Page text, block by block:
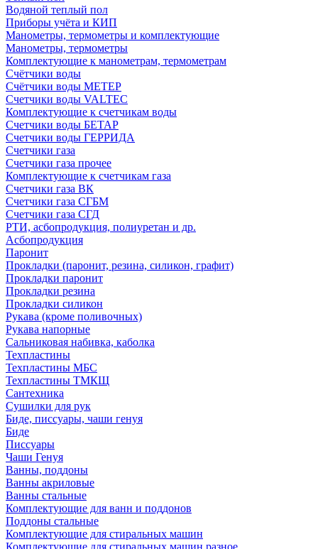
Водяной теплый пол
Приборы учёта и КИП
Манометры, термометры и комплектующие
Манометры, термометры
Комплектующие к манометрам, термометрам
Счётчики воды
Счётчики воды МЕТЕР
Счетчики воды VALTEC
Комплектующие к счетчикам воды
Счетчики воды БЕТАР
Счетчики воды ГЕРРИДА
Счетчики газа
Счетчики газа прочее
Комплектующие к счетчикам газа
Счетчики газа ВК
Счетчики газа СГБМ
Счетчики газа СГД
РТИ, асбопродукция, полиуретан и др.
Асбопродукция
Паронит
Прокладки (паронит, резина, силикон, графит)
Прокладки паронит
Прокладки резина
Прокладки силикон
Рукава (кроме поливочных)
Рукава напорные
Сальниковая набивка, каболка
Техпластины
Техпластины МБС
Техпластины ТМКЩ
Сантехника
Сушилки для рук
Биде, писсуары, чаши генуя
Биде
Писсуары
Чаши Генуя
Ванны, поддоны
Ванны акриловые
Ванны стальные
Комплектующие для ванн и поддонов
Поддоны стальные
Комплектующие для стиральных машин
Комплектующие для стиральных машин разное